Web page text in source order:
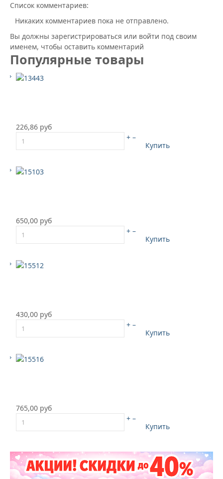
Список комментариев:
Никаких комментариев пока не отправлено.
Вы должны зарегистрироваться или войти под своим
именем, чтобы оставить комментарий
Популярные товары
226,86 руб
+ –
Купить
650,00 руб
+ –
Купить
430,00 руб
+ –
Купить
765,00 руб
+ –
Купить